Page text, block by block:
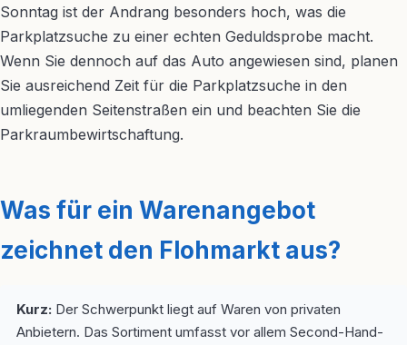
Sonntag ist der Andrang besonders hoch, was die
Parkplatzsuche zu einer echten Geduldsprobe macht.
Wenn Sie dennoch auf das Auto angewiesen sind, planen
Sie ausreichend Zeit für die Parkplatzsuche in den
umliegenden Seitenstraßen ein und beachten Sie die
Parkraumbewirtschaftung.
Was für ein Warenangebot
zeichnet den Flohmarkt aus?
Kurz: Der Schwerpunkt liegt auf Waren von privaten
Anbietern. Das Sortiment umfasst vor allem Second-Hand-